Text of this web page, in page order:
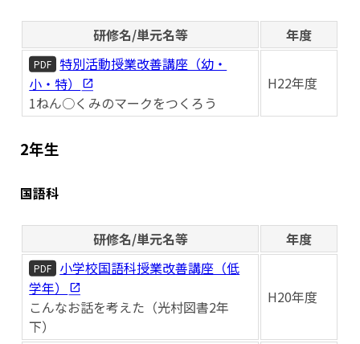
研修名/単元名等 年度
PDF
特別活動授業改善講座（幼・
小・特）
1ねん○くみのマークをつくろう
H22年度
2年生
国語科
研修名/単元名等 年度
PDF
小学校国語科授業改善講座（低
学年）
こんなお話を考えた（光村図書2年
下）
H20年度